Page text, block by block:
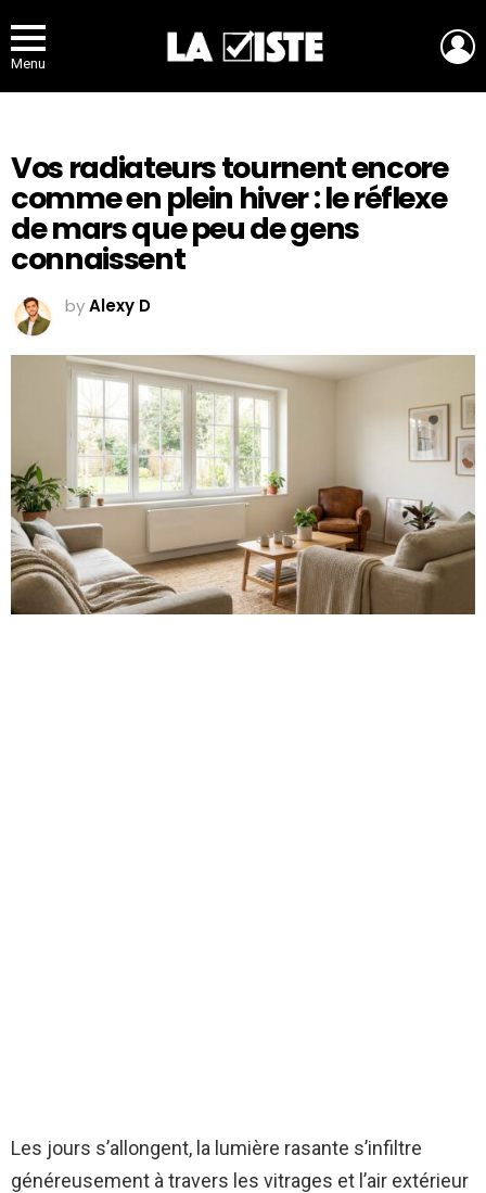
Menu
Vos radiateurs tournent encore
comme en plein hiver : le réflexe
de mars que peu de gens
connaissent
byAlexy D
Les jours s’allongent, la lumière rasante s’infiltre
généreusement à travers les vitrages et l’air extérieur